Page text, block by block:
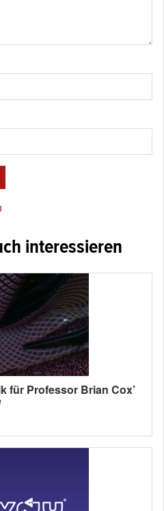
interessieren
für Professor Brian Cox’